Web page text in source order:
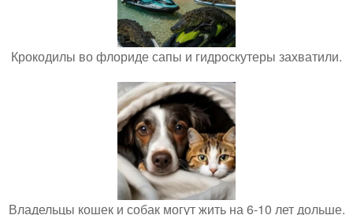
Крокодилы во флориде сапы и гидроскутеры захватили.
Владельцы кошек и собак могут жить на 6-10 лет дольше.